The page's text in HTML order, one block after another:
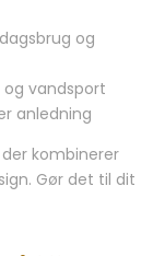
og
og vandsport
anledning
der kombinerer
Gør det til dit